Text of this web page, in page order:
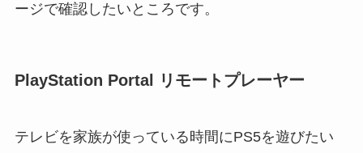
ージで確認したいところです。
PlayStation Portal リモートプレーヤー
テレビを家族が使っている時間にPS5を遊びたい